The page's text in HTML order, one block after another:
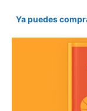
Ya puedes